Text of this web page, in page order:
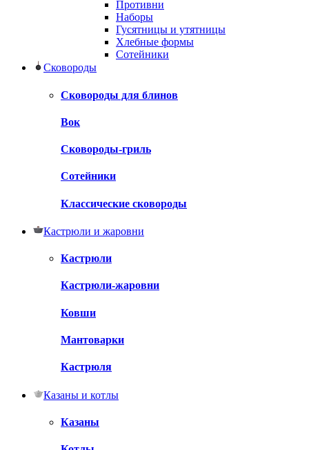
Противни
Наборы
Гусятницы и утятницы
Хлебные формы
Сотейники
Сковороды
Сковороды для блинов
Вок
Сковороды-гриль
Сотейники
Классические сковороды
Кастрюли и жаровни
Кастрюли
Кастрюли-жаровни
Ковши
Мантоварки
Кастрюля
Казаны и котлы
Казаны